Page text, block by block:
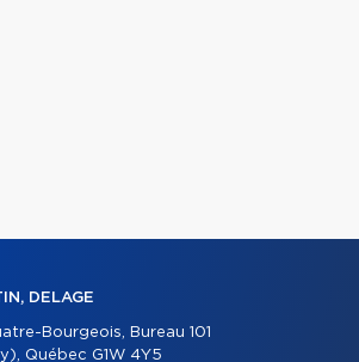
DELAGE
Bourgeois, Bureau 101
Québec G1W 4Y5